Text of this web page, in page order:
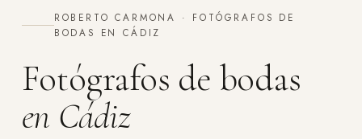
ROBERTO CARMONA · FOTÓGRAFOS DE
BODAS EN CÁDIZ
Fotógrafos de bodas
en Cádiz